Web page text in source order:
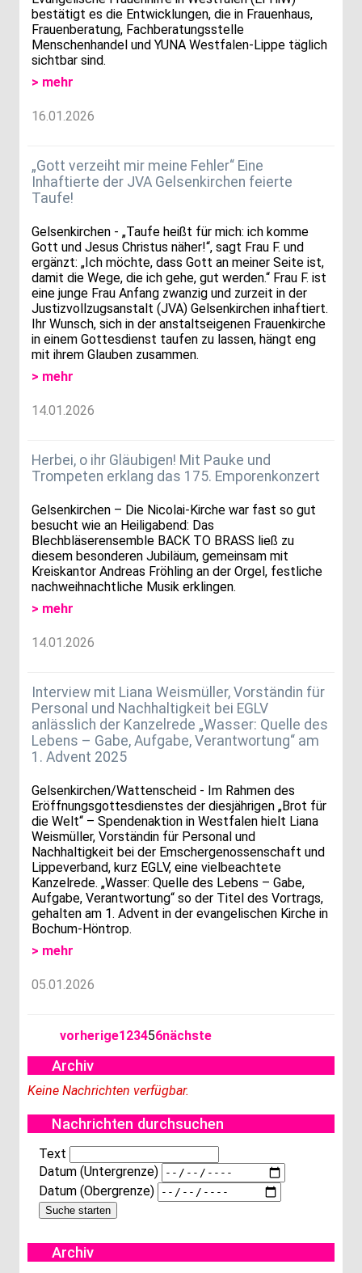
bestätigt es die Entwicklungen, die in Frauenhaus,
Frauenberatung, Fachberatungsstelle
Menschenhandel und YUNA Westfalen-Lippe täglich
sichtbar sind.
> mehr
16.01.2026
„Gott verzeiht mir meine Fehler“ Eine
Inhaftierte der JVA Gelsenkirchen feierte
Taufe!
Gelsenkirchen - „Taufe heißt für mich: ich komme
Gott und Jesus Christus näher!“, sagt Frau F. und
ergänzt: „Ich möchte, dass Gott an meiner Seite ist,
damit die Wege, die ich gehe, gut werden.“ Frau F. ist
eine junge Frau Anfang zwanzig und zurzeit in der
Justizvollzugsanstalt (JVA) Gelsenkirchen inhaftiert.
Ihr Wunsch, sich in der anstaltseigenen Frauenkirche
in einem Gottesdienst taufen zu lassen, hängt eng
mit ihrem Glauben zusammen.
> mehr
14.01.2026
Herbei, o ihr Gläubigen! Mit Pauke und
Trompeten erklang das 175. Emporenkonzert
Gelsenkirchen – Die Nicolai-Kirche war fast so gut
besucht wie an Heiligabend: Das
Blechbläserensemble BACK TO BRASS ließ zu
diesem besonderen Jubiläum, gemeinsam mit
Kreiskantor Andreas Fröhling an der Orgel, festliche
nachweihnachtliche Musik erklingen.
> mehr
14.01.2026
Interview mit Liana Weismüller, Vorständin für
Personal und Nachhaltigkeit bei EGLV
anlässlich der Kanzelrede „Wasser: Quelle des
Lebens – Gabe, Aufgabe, Verantwortung“ am
1. Advent 2025
Gelsenkirchen/Wattenscheid - Im Rahmen des
Eröffnungsgottesdienstes der diesjährigen „Brot für
die Welt“ – Spendenaktion in Westfalen hielt Liana
Weismüller, Vorständin für Personal und
Nachhaltigkeit bei der Emschergenossenschaft und
Lippeverband, kurz EGLV, eine vielbeachtete
Kanzelrede. „Wasser: Quelle des Lebens – Gabe,
Aufgabe, Verantwortung“ so der Titel des Vortrags,
gehalten am 1. Advent in der evangelischen Kirche in
Bochum-Höntrop.
> mehr
05.01.2026
vorherige1 23456nächste
Archiv
Keine Nachrichten verfügbar.
Nachrichten durchsuchen
Text
Datum (Untergrenze)
Datum (Obergrenze)
Archiv